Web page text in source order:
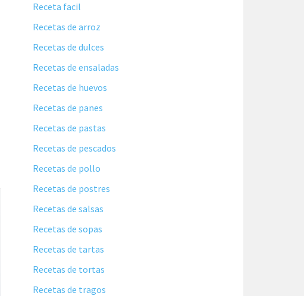
Receta facil
Recetas de arroz
Recetas de dulces
Recetas de ensaladas
Recetas de huevos
Recetas de panes
Recetas de pastas
Recetas de pescados
Recetas de pollo
Recetas de postres
Recetas de salsas
Recetas de sopas
Recetas de tartas
Recetas de tortas
Recetas de tragos